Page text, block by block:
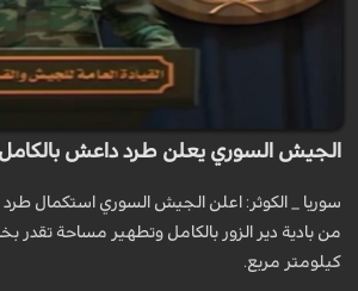
الجيش السوري يعلن طرد داعش بالكامل
سوريا _ الكوثر: اعلن الجيش السوري استكمال طرد
من بادية دير الزور بالكامل وتطهير مساحة تقدر
كيلومتر مربع.